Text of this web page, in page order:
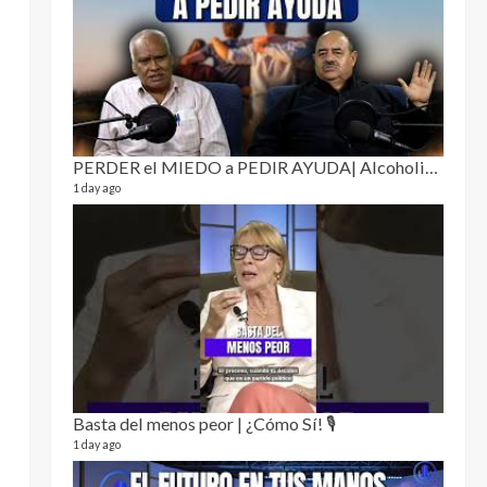
1 day ago
Basta del menos peor | ¿Cómo Sí! 🎙️
1 day ago
4